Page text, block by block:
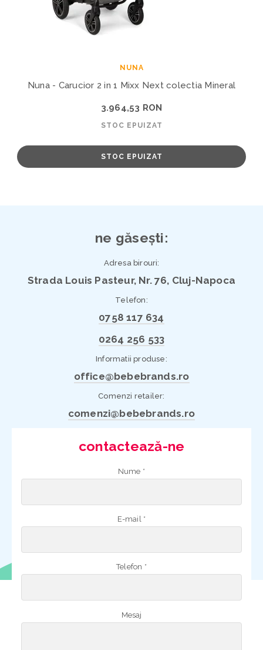
NUNA
Nuna - Carucior 2 in 1 Mixx Next colectia Mineral
3.964,53 RON
STOC EPUIZAT
STOC EPUIZAT
ne găsești:
Adresa birouri:
Strada Louis Pasteur, Nr. 76, Cluj-Napoca
Telefon:
0758 117 634
0264 256 533
Informatii produse:
office@bebebrands.ro
Comenzi retailer:
comenzi@bebebrands.ro
contactează-ne
Nume *
E-mail *
Telefon *
Mesaj